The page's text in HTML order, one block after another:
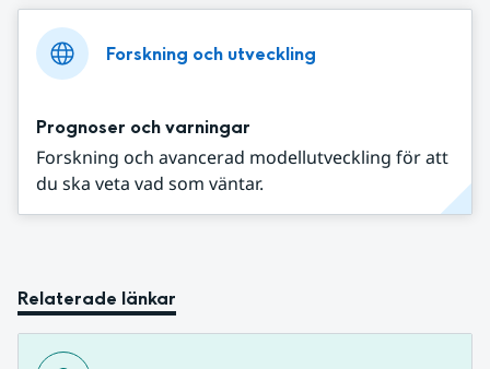
Forskning och utveckling
Prognoser och varningar
Forskning och avancerad modellutveckling för att
du ska veta vad som väntar.
Relaterade länkar